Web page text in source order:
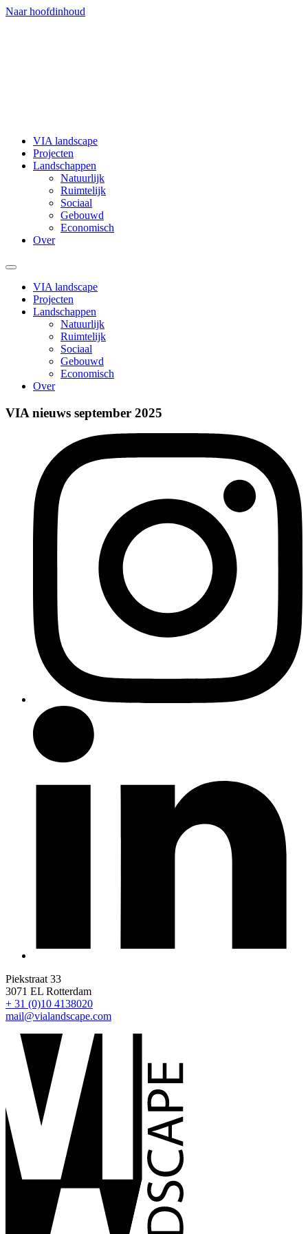
Naar hoofdinhoud
VIA landscape
Projecten
Landschappen
Natuurlijk
Ruimtelijk
Sociaal
Gebouwd
Economisch
Over
VIA landscape
Projecten
Landschappen
Natuurlijk
Ruimtelijk
Sociaal
Gebouwd
Economisch
Over
VIA nieuws september 2025
Piekstraat 33
3071 EL Rotterdam
+ 31 (0)10 4138020
mail@vialandscape.com